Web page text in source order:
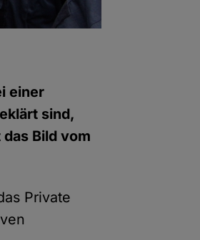
einer
sind,
Bild vom
Private